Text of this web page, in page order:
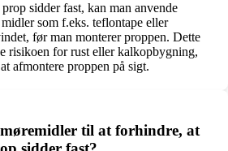
sidder fast, kan man anvende
som f.eks. teflontape eller
før man monterer proppen. Dette
risikoen for rust eller kalkopbygning,
afmontere proppen på sigt.
til at forhindre, at